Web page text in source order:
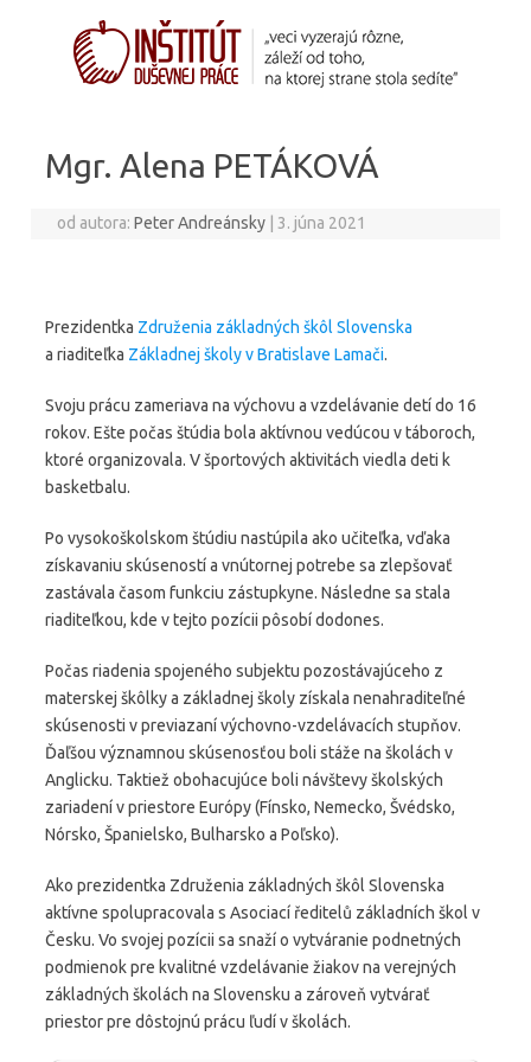
Mgr. Alena PETÁKOVÁ
od autora:Peter Andreánsky 3. júna 2021
Prezidentka Združenia základných škôl Slovenska
a riaditeľka Základnej školy v Bratislave Lamači.
Svoju prácu zameriava na výchovu a vzdelávanie detí do 16
rokov. Ešte počas štúdia bola aktívnou vedúcou v táboroch,
ktoré organizovala. V športových aktivitách viedla deti k
basketbalu.
Po vysokoškolskom štúdiu nastúpila ako učiteľka, vďaka
získavaniu skúseností a vnútornej potrebe sa zlepšovať
zastávala časom funkciu zástupkyne. Následne sa stala
riaditeľkou, kde v tejto pozícii pôsobí dodones.
Počas riadenia spojeného subjektu pozostávajúceho z
materskej škôlky a základnej školy získala nenahraditeľné
skúsenosti v previazaní výchovno-vzdelávacích stupňov.
Ďaľšou významnou skúsenosťou boli stáže na školách v
Anglicku. Taktiež obohacujúce boli návštevy školských
zariadení v priestore Európy (Fínsko, Nemecko, Švédsko,
Nórsko, Španielsko, Bulharsko a Poľsko).
Ako prezidentka Združenia základných škôl Slovenska
aktívne spolupracovala s Asociací ředitelů základních škol v
Česku. Vo svojej pozícii sa snaží o vytváranie podnetných
podmienok pre kvalitné vzdelávanie žiakov na verejných
základných školách na Slovensku a zároveň vytvárať
priestor pre dôstojnú prácu ľudí v školách.